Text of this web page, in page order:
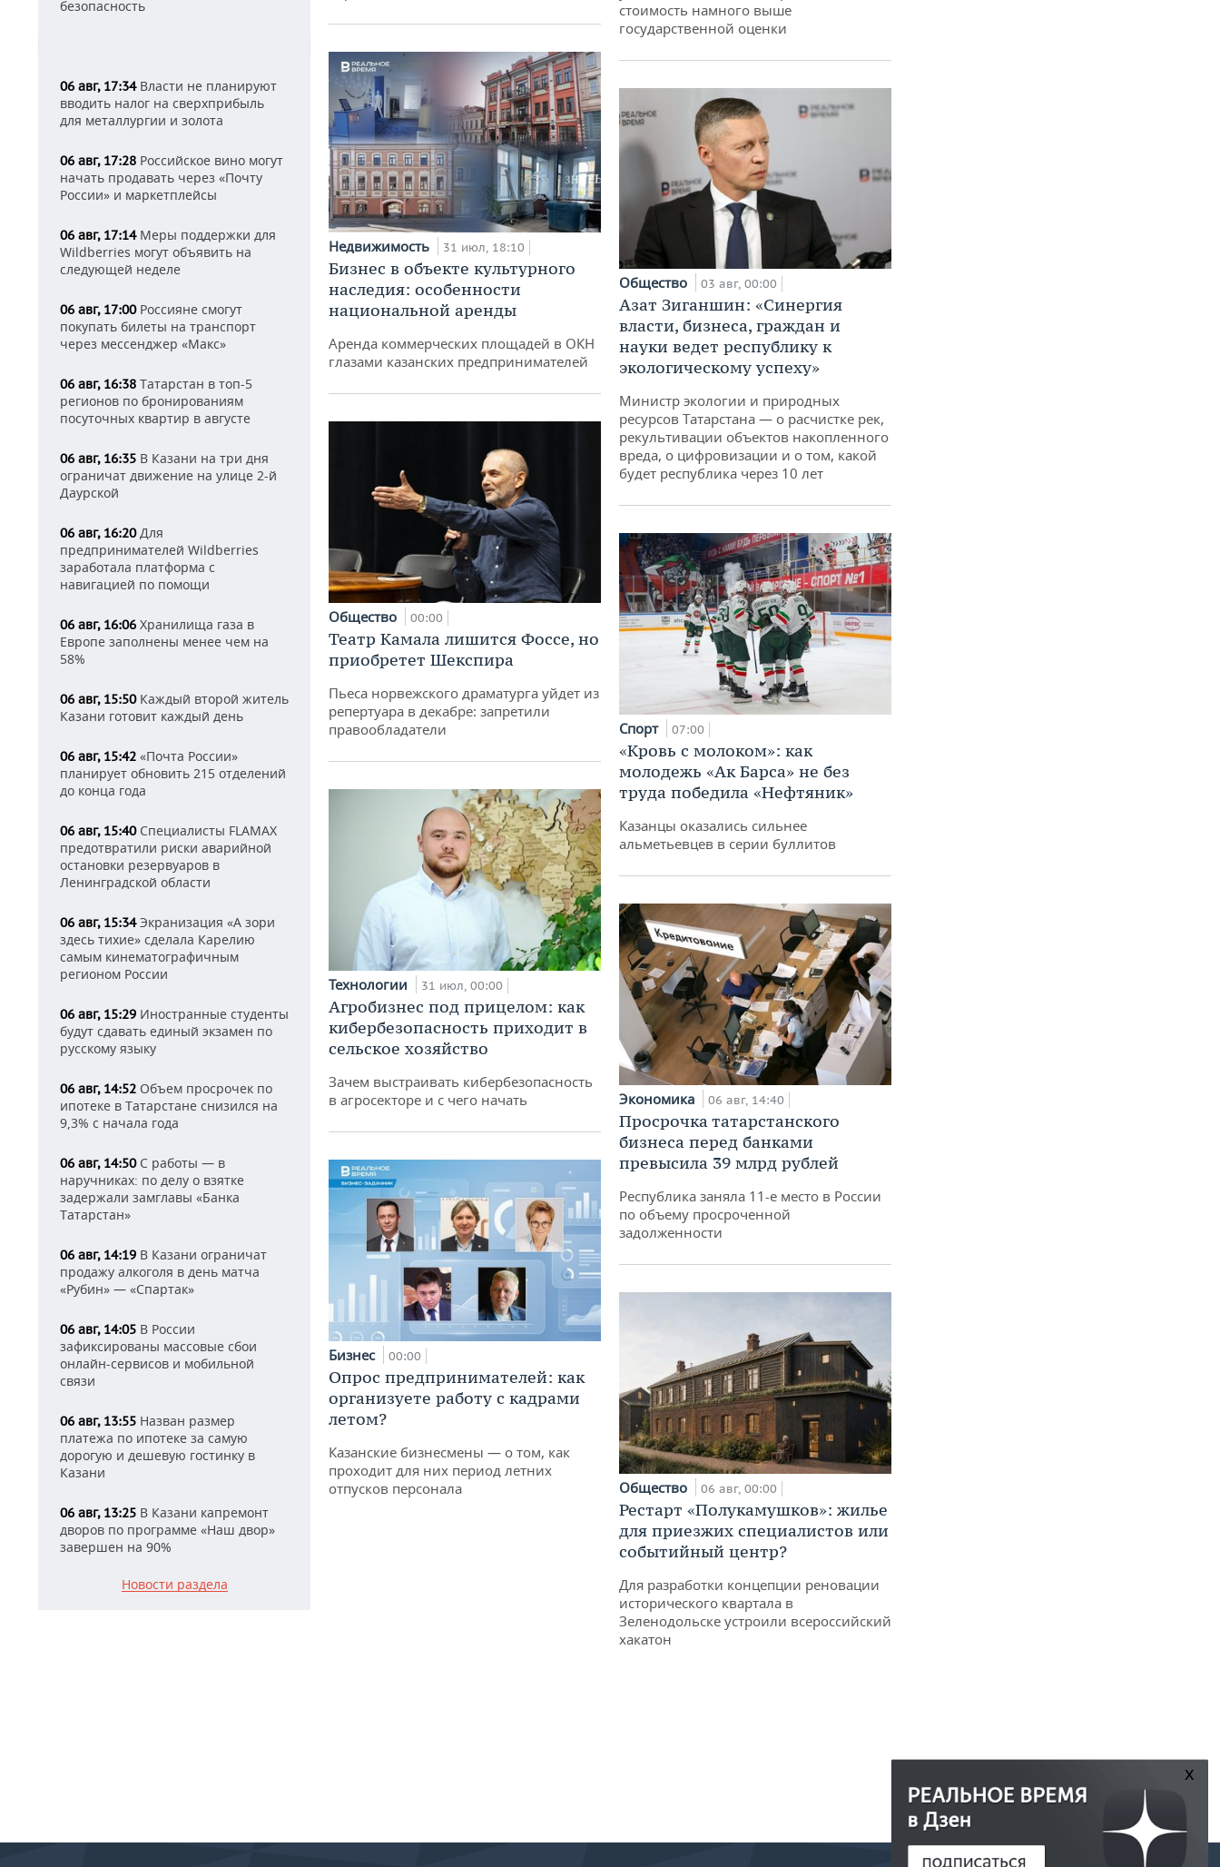
безопасность
06 авг, 17:34Власти не планируют
вводить налог на сверхприбыль
для металлургии и золота
06 авг, 17:28 Российское вино могут
начать продавать через «Почту
России» и маркетплейсы
06 авг, 17:14Меры поддержки для
Wildberries могут объявить на
следующей неделе
06 авг, 17:00Россияне смогут
покупать билеты на транспорт
через мессенджер «Макс»
06 авг, 16:38 Татарстан в топ-5
регионов по бронированиям
посуточных квартир в августе
06 авг, 16:35 В Казани на три дня
ограничат движение на улице 2-й
Даурской
06 авг, 16:20Для
предпринимателей Wildberries
заработала платформа с
навигацией по помощи
06 авг, 16:06 Хранилища газа в
Европе заполнены менее чем на
58%
06 авг, 15:50Каждый второй житель
Казани готовит каждый день
06 авг, 15:42 «Почта России»
планирует обновить 215 отделений
до конца года
06 авг, 15:40Специалисты FLAMAX
предотвратили риски аварийной
остановки резервуаров в
Ленинградской области
06 авг, 15:34Экранизация «А зори
здесь тихие» сделала Карелию
самым кинематографичным
регионом России
06 авг, 15:29 Иностранные студенты
будут сдавать единый экзамен по
русскому языку
06 авг, 14:52 Объем просрочек по
ипотеке в Татарстане снизился на
9,3% с начала года
06 авг, 14:50С работы — в
наручниках: по делу о взятке
задержали замглавы «Банка
Татарстан»
06 авг, 14:19 В Казани ограничат
продажу алкоголя в день матча
«Рубин» — «Спартак»
06 авг, 14:05 В России
зафиксированы массовые сбои
онлайн-сервисов и мобильной
связи
06 авг, 13:55 Назван размер
платежа по ипотеке за самую
дорогую и дешевую гостинку в
Казани
06 авг, 13:25 В Казани капремонт
дворов по программе «Наш двор»
завершен на 90%
Новости раздела
Недвижимость 31 июл, 18:10
Бизнес в объекте культурного
наследия: особенности
национальной аренды
Аренда коммерческих площадей в ОКН
глазами казанских предпринимателей
Общество 00:00
Театр Камала лишится Фоссе, но
приобретет Шекспира
Пьеса норвежского драматурга уйдет из
репертуара в декабре: запретили
правообладатели
Технологии 31 июл, 00:00
Агробизнес под прицелом: как
кибербезопасность приходит в
сельское хозяйство
Зачем выстраивать кибербезопасность
в агросекторе и с чего начать
Бизнес 00:00
Опрос предпринимателей: как
организуете работу с кадрами
летом?
Казанские бизнесмены — о том, как
проходит для них период летних
отпусков персонала
стоимость намного выше
государственной оценки
Общество 03 авг, 00:00
Азат Зиганшин: «Синергия
власти, бизнеса, граждан и
науки ведет республику к
экологическому успеху»
Министр экологии и природных
ресурсов Татарстана — о расчистке рек,
рекультивации объектов накопленного
вреда, о цифровизации и о том, какой
будет республика через 10 лет
Спорт 07:00
«Кровь с молоком»: как
молодежь «Ак Барса» не без
труда победила «Нефтяник»
Казанцы оказались сильнее
альметьевцев в серии буллитов
Экономика 06 авг, 14:40
Просрочка татарстанского
бизнеса перед банками
превысила 39 млрд рублей
Республика заняла 11-е место в России
по объему просроченной
задолженности
Общество 06 авг, 00:00
Рестарт «Полукамушков»: жилье
для приезжих специалистов или
событийный центр?
Для разработки концепции реновации
исторического квартала в
Зеленодольске устроили всероссийский
хакатон
x